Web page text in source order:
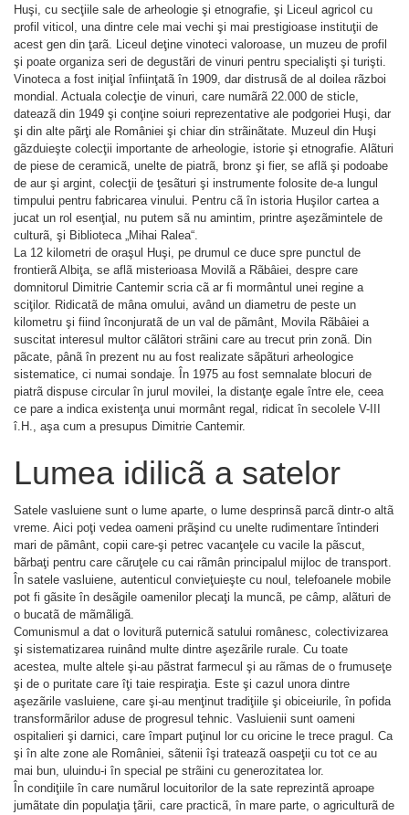
Huşi, cu secţiile sale de arheologie şi etnografie, şi Liceul agricol cu
profil viticol, una dintre cele mai vechi şi mai prestigioase instituţii de
acest gen din ţarã. Liceul deţine vinoteci valoroase, un muzeu de profil
şi poate organiza seri de degustãri de vinuri pentru specialişti şi turişti.
Vinoteca a fost iniţial înfiinţatã în 1909, dar distrusã de al doilea rãzboi
mondial. Actuala colecţie de vinuri, care numãrã 22.000 de sticle,
dateazã din 1949 şi conţine soiuri reprezentative ale podgoriei Huşi, dar
şi din alte pãrţi ale României şi chiar din strãinãtate. Muzeul din Huşi
gãzduieşte colecţii importante de arheologie, istorie şi etnografie. Alãturi
de piese de ceramicã, unelte de piatrã, bronz şi fier, se aflã şi podoabe
de aur şi argint, colecţii de ţesãturi şi instrumente folosite de-a lungul
timpului pentru fabricarea vinului. Pentru cã în istoria Huşilor cartea a
jucat un rol esenţial, nu putem sã nu amintim, printre aşezãmintele de
culturã, şi Biblioteca „Mihai Ralea“.
La 12 kilometri de oraşul Huşi, pe drumul ce duce spre punctul de
frontierã Albiţa, se aflã misterioasa Movilã a Rãbâiei, despre care
domnitorul Dimitrie Cantemir scria cã ar fi mormântul unei regine a
sciţilor. Ridicatã de mâna omului, având un diametru de peste un
kilometru şi fiind înconjuratã de un val de pãmânt, Movila Rãbâiei a
suscitat interesul multor cãlãtori strãini care au trecut prin zonã. Din
pãcate, pânã în prezent nu au fost realizate sãpãturi arheologice
sistematice, ci numai sondaje. În 1975 au fost semnalate blocuri de
piatrã dispuse circular în jurul movilei, la distanţe egale între ele, ceea
ce pare a indica existenţa unui mormânt regal, ridicat în secolele V-III
î.H., aşa cum a presupus Dimitrie Cantemir.
Lumea idilicã a satelor
Satele vasluiene sunt o lume aparte, o lume desprinsã parcã dintr-o altã
vreme. Aici poţi vedea oameni prãşind cu unelte rudimentare întinderi
mari de pãmânt, copii care-şi petrec vacanţele cu vacile la pãscut,
bãrbaţi pentru care cãruţele cu cai rãmân principalul mijloc de transport.
În satele vasluiene, autenticul convieţuieşte cu noul, telefoanele mobile
pot fi gãsite în desãgile oamenilor plecaţi la muncã, pe câmp, alãturi de
o bucatã de mãmãligã.
Comunismul a dat o loviturã puternicã satului românesc, colectivizarea
şi sistematizarea ruinând multe dintre aşezãrile rurale. Cu toate
acestea, multe altele şi-au pãstrat farmecul şi au rãmas de o frumuseţe
şi de o puritate care îţi taie respiraţia. Este şi cazul unora dintre
aşezãrile vasluiene, care şi-au menţinut tradiţiile şi obiceiurile, în pofida
transformãrilor aduse de progresul tehnic. Vasluienii sunt oameni
ospitalieri şi darnici, care împart puţinul lor cu oricine le trece pragul. Ca
şi în alte zone ale României, sãtenii îşi trateazã oaspeţii cu tot ce au
mai bun, uluindu-i în special pe strãini cu generozitatea lor.
În condiţiile în care numãrul locuitorilor de la sate reprezintã aproape
jumãtate din populaţia ţãrii, care practicã, în mare parte, o agriculturã de